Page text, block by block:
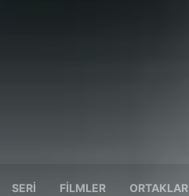
SERI FILMLER ORTAKLAR